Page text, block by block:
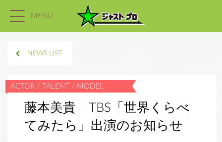
MENU
NEWS LIST
藤本美貴 TBS「世界くらべ
てみたら」出演のお知らせ